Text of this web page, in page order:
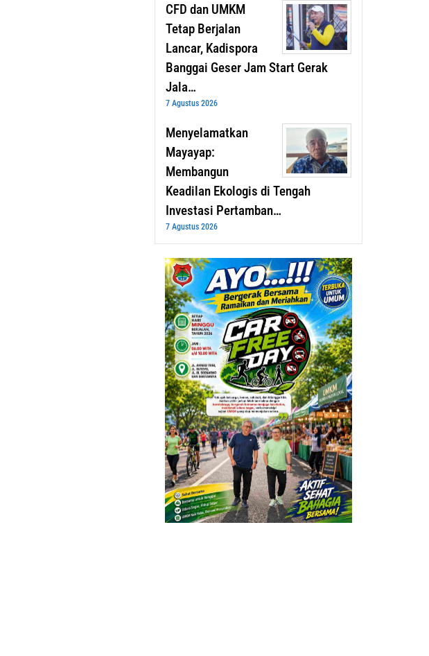
CFD dan UMKM
Tetap Berjalan
Lancar, Kadispora
Banggai Geser Jam Start Gerak
Jala…
7 Agustus 2026
Menyelamatkan
Mayayap:
Membangun
Keadilan Ekologis di Tengah
Investasi Pertamban…
7 Agustus 2026